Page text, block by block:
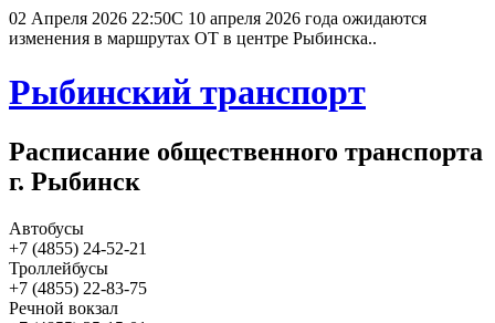
02 Апреля 2026 22:50С 10 апреля 2026 года ожидаются
изменения в маршрутах ОТ в центре Рыбинска..
Рыбинский транспорт
Расписание общественного транспорта
г. Рыбинск
Автобусы
+7 (4855) 24-52-21
Троллейбусы
+7 (4855) 22-83-75
Речной вокзал